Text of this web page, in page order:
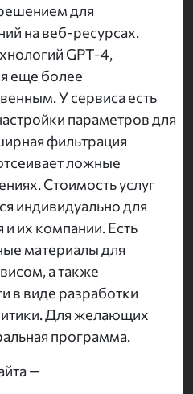
для
на веб-ресурсах.
GPT-4,
еще более
У сервиса есть
параметров для
фильтрация
ложные
Стоимость услуг
индивидуально для
их компании. Есть
материалы для
а также
в виде разработки
Для желающих
программа.
—